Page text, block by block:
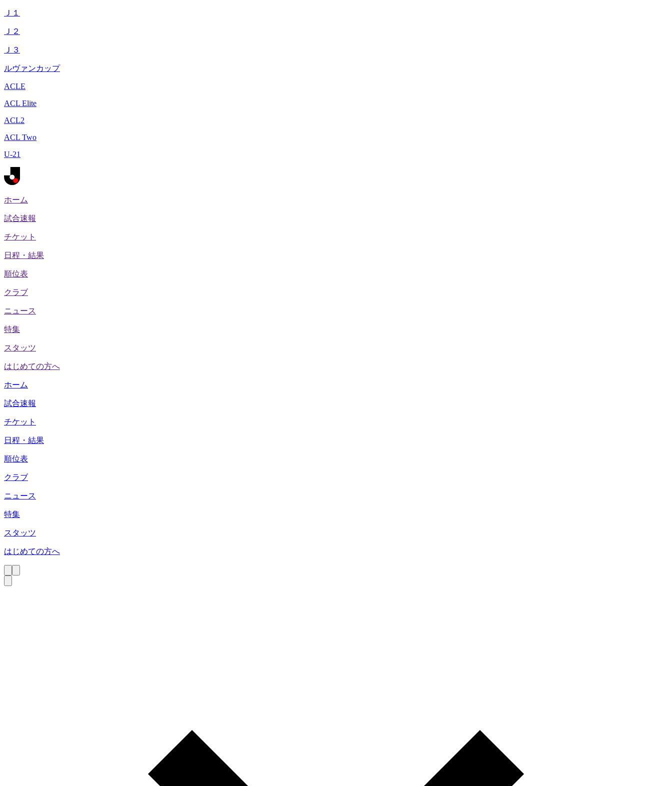
Ｊ１
Ｊ２
Ｊ３
ルヴァンカップ
ACLE
ACL Elite
ACL2
ACL Two
U-21
ホーム
試合速報
チケット
日程・結果
順位表
クラブ
ニュース
特集
スタッツ
はじめての方へ
ホーム
試合速報
チケット
日程・結果
順位表
クラブ
ニュース
特集
スタッツ
はじめての方へ